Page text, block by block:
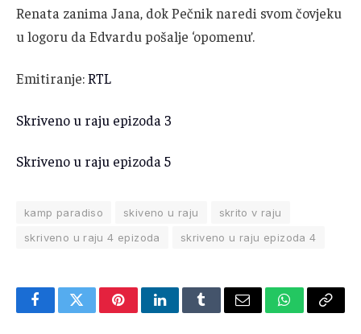
Renata zanima Jana, dok Pečnik naredi svom čovjeku
u logoru da Edvardu pošalje ‘opomenu’.
Emitiranje:RTL
Skriveno u raju epizoda 3
Skriveno u raju epizoda 5
kamp paradiso skiveno u raju
skrito v raju
skriveno u raju 4 epizoda
skriveno u raju epizoda 4
FacebookTwitterPinterestLinkedInTumblrEmail WhatsApp
Copy